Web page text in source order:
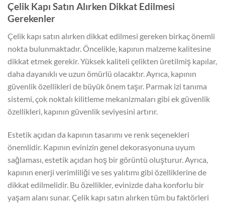
Çelik Kapı Satın Alırken Dikkat Edilmesi
Gerekenler
Çelik kapı satın alırken dikkat edilmesi gereken birkaç önemli
nokta bulunmaktadır. Öncelikle, kapının malzeme kalitesine
dikkat etmek gerekir. Yüksek kaliteli çelikten üretilmiş kapılar,
daha dayanıklı ve uzun ömürlü olacaktır. Ayrıca, kapının
güvenlik özellikleri de büyük önem taşır. Parmak izi tanıma
sistemi, çok noktalı kilitleme mekanizmaları gibi ek güvenlik
özellikleri, kapının güvenlik seviyesini artırır.
Estetik açıdan da kapının tasarımı ve renk seçenekleri
önemlidir. Kapının evinizin genel dekorasyonuna uyum
sağlaması, estetik açıdan hoş bir görüntü oluşturur. Ayrıca,
kapının enerji verimliliği ve ses yalıtımı gibi özelliklerine de
dikkat edilmelidir. Bu özellikler, evinizde daha konforlu bir
yaşam alanı sunar. Çelik kapı satın alırken tüm bu faktörleri